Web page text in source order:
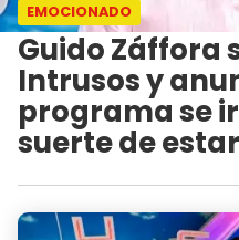
EMOCIONADO
Guido Záffora
Intrusos y
programa se
suerte de